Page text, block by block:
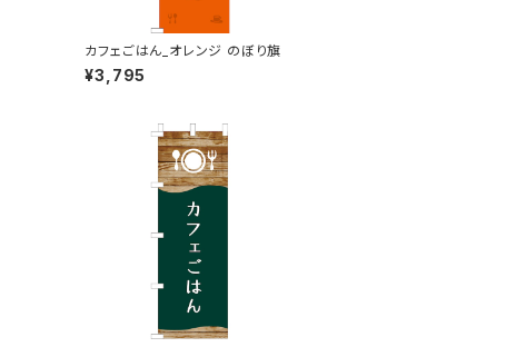
カフェごはん_オレンジ のぼり旗
¥3,795